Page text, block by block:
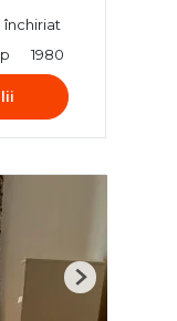
1980
Next